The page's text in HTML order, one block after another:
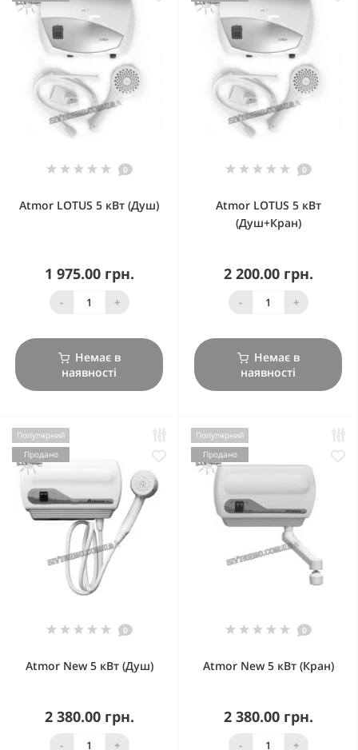
0
Atmor LOTUS 5 кВт (Душ)
1 975.00 грн.
- +
Немає в
наявності
0
Atmor LOTUS 5 кВт
(Душ+Кран)
2 200.00 грн.
- +
Немає в
наявності
Популярний
Продано
0
Atmor New 5 кВт (Душ)
2 380.00 грн.
- +
Популярний
Продано
0
Atmor New 5 кВт (Кран)
2 380.00 грн.
- +